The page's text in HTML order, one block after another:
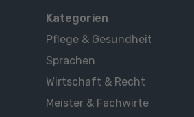
Kategorien
Pflege & Gesundheit
Sprachen
Wirtschaft & Recht
Meister & Fachwirte